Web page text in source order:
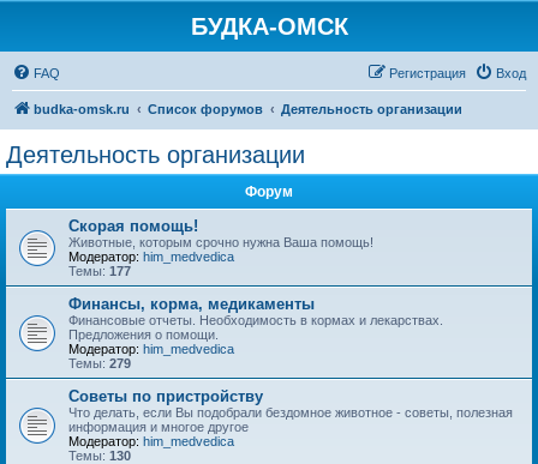
БУДКА-ОМСК
FAQ Вход
Регистрация
budka-omsk.ru Список форумов Деятельность организации
Деятельность организации
Форум
Скорая помощь!
Животные, которым срочно нужна Ваша помощь!
Модератор: him_medvedica
Темы: 177
Финансы, корма, медикаменты
Финансовые отчеты. Необходимость в кормах и лекарствах.
Предложения о помощи.
Модератор: him_medvedica
Темы: 279
Советы по пристройству
Что делать, если Вы подобрали бездомное животное - советы, полезная
информация и многое другое
Модератор: him_medvedica
Темы: 130